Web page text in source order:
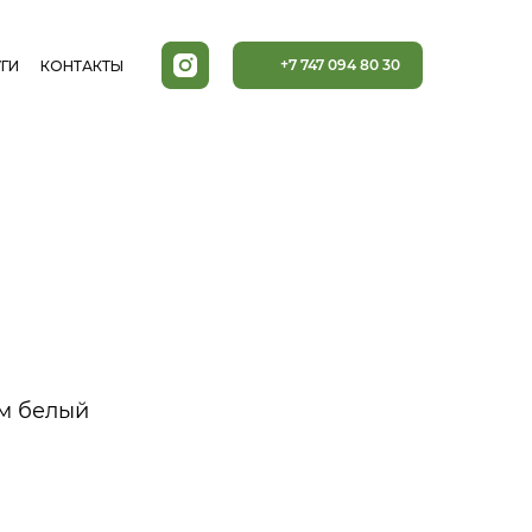
+7 747 094 80 30
КОНТАКТЫ
белый